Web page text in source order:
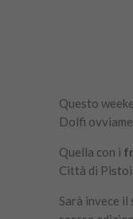
Questo
Dolfi
Quella con i
Città di
Sarà invece il